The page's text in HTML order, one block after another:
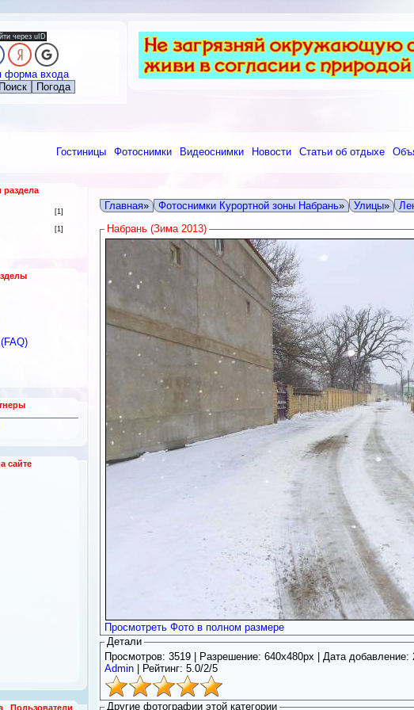
через uID
форма входа
Поиск Погода
Гостиницы Фотоснимки Видеоснимки Новости Статьи об отдыхе
раздела
[1]
[1]
сайте
Пользователи
Главная» Фотоснимки Курортной зоны Набрань» Улицы»
Набрань (Зима 2013)
Просмотреть Фото в полном размере
Детали
Просмотров: 3519 | Разрешение: 640x480px | Дата добавление:
Admin
Рейтинг: 5.0/2/5
Другие фотографии этой категории